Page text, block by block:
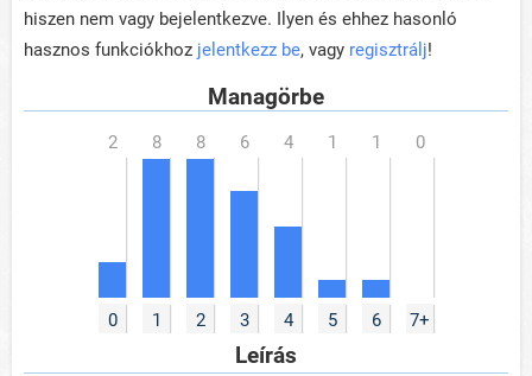
hiszen nem vagy bejelentkezve. Ilyen és ehhez hasonló
hasznos funkciókhoz jelentkezz be, vagy regisztrálj!
Managörbe
0 1 2 3 4 5 6 7+
Leírás